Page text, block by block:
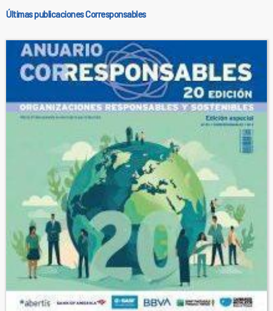
Últimas publicaciones Corresponsables